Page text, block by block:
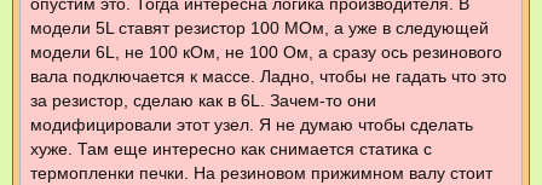
модели 5L ставят резистор 100 МОм, а уже в следующей
модели 6L, не 100 кОм, не 100 Ом, а сразу ось резинового
вала подключается к массе. Ладно, чтобы не гадать что это
за резистор, сделаю как в 6L. Зачем-то они
модифицировали этот узел. Я не думаю чтобы сделать
хуже. Там еще интересно как снимается статика с
термопленки печки. На резиновом прижимном валу стоит